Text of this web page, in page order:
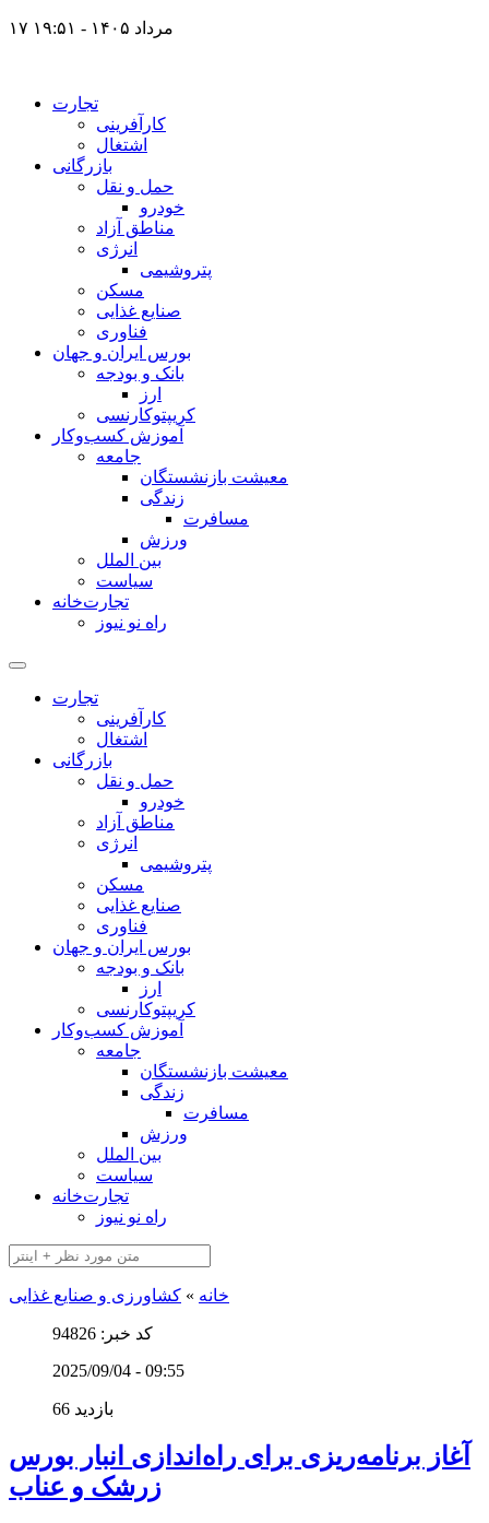
۱۷ مرداد ۱۴۰۵ - ۱۹:۵۱
تجارت
کارآفرینی
اشتغال
بازرگانی
حمل و نقل
خودرو
مناطق آزاد
انرژی
پتروشیمی
مسکن
صنایع غذایی
فناوری
بورس ایران و جهان
بانک و بودجه
ارز
کریپتوکارنسی
آموزش کسب‌وکار
جامعه
معیشت بازنشستگان
زندگی
مسافرت
ورزش
بین الملل
سیاست
تجارت‌خانه
راه نو نیوز
تجارت
کارآفرینی
اشتغال
بازرگانی
حمل و نقل
خودرو
مناطق آزاد
انرژی
پتروشیمی
مسکن
صنایع غذایی
فناوری
بورس ایران و جهان
بانک و بودجه
ارز
کریپتوکارنسی
آموزش کسب‌وکار
جامعه
معیشت بازنشستگان
زندگی
مسافرت
ورزش
بین الملل
سیاست
تجارت‌خانه
راه نو نیوز
خانه » کشاورزی و صنایع غذایی
کد خبر: 94826
2025/09/04 - 09:55
66 بازدید
آغاز برنامه‌ریزی برای راه‌اندازی انبار بورس
زرشک و عناب